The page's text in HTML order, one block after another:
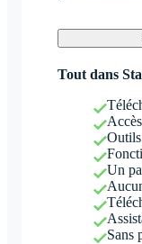
Tout dans
Un
Sans